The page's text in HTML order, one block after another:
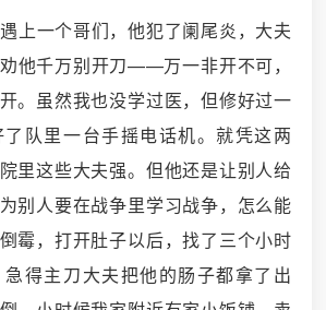
上一个哥们，他犯了阑尾炎，大夫
他千万别开刀——万一非开不可，
。虽然我也没学过医，但修好过一
队里一台手摇电话机。就凭这两
里这些大夫强。但他还是让别人给
别人要在战争里学习战争，怎么能
霉，打开肚子以后，找了三个小时
得主刀大夫把他的肠子都拿了出